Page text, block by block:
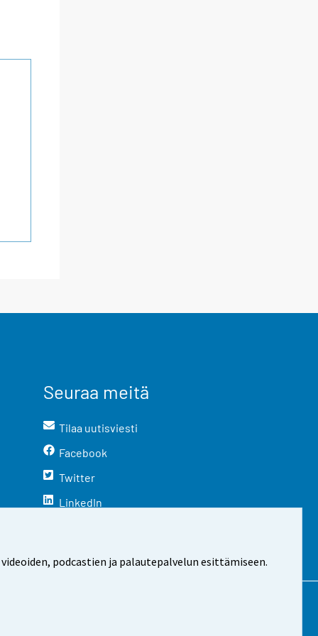
podcastien ja palautepalvelun esittämiseen.
Seuraa meitä
Tilaa uutisviesti
Facebook
Twitter
LinkedIn